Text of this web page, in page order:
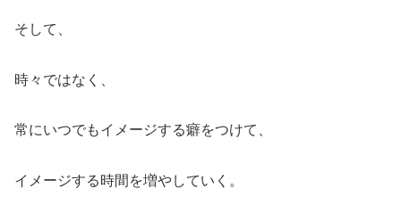
そして、
時々ではなく、
常にいつでもイメージする癖をつけて、
イメージする時間を増やしていく。